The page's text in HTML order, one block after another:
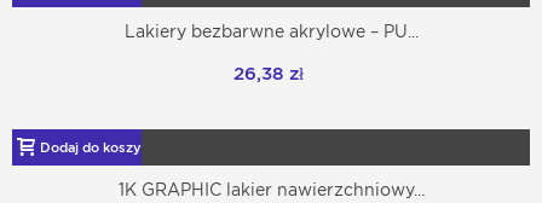
Lakiery bezbarwne akrylowe – PU...
26,38 zł
Dodaj do koszyka
1K GRAPHIC lakier nawierzchniowy...